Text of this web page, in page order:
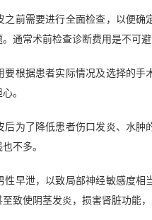
需要进行全面检查，以便确
通常术前检查诊断费用是不可
据患者实际情况及选择的手
。
了降低患者伤口发炎、水肿
不多。
泄，以致局部神经敏感度相
致使阴茎发炎，损害肾脏功能，